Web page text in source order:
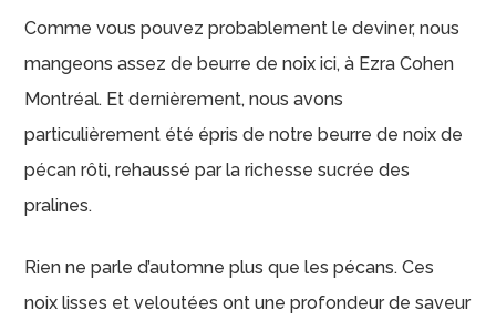
Comme vous pouvez probablement le deviner, nous
mangeons assez de beurre de noix ici, à Ezra Cohen
Montréal. Et dernièrement, nous avons
particulièrement été épris de notre beurre de noix de
pécan rôti, rehaussé par la richesse sucrée des
pralines.
Rien ne parle d’automne plus que les pécans. Ces
noix lisses et veloutées ont une profondeur de saveur